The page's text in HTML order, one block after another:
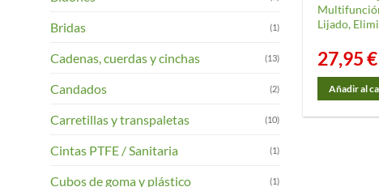
Bridas (1)
Cadenas, cuerdas y cinchas (13)
Candados (2)
Carretillas y transpaletas (10)
Cintas PTFE / Sanitaria (1)
Cubos de goma y plástico (1)
Lijado,
27,95€
Añadir al